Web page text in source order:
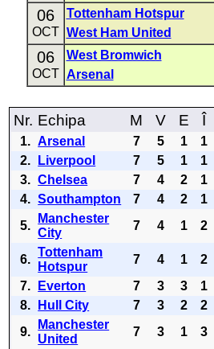
06
OCT
Tottenham Hotspur
West Ham United
06
OCT
West Bromwich
Arsenal
Nr. Echipa M V E Î
1. Arsenal 7 5 1 1
2.
Liverpool 7 5 1 1
3. Chelsea 7 4 2 1
4. Southampton 7 4 2 1
5.
Manchester
City
7 4 1 2
6.
Tottenham
Hotspur
7 4 1 2
7.
Everton 7 3 3 1
8.
Hull City 7 3 2 2
9.
Manchester
United
7 3 1 3